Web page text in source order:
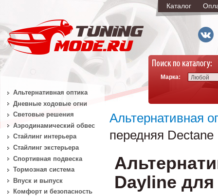
Каталог
Марка: Любой
Альтернативная
передняя
Dayline для
Альтернативная оптика
Дневные ходовые огни
Световые решения
Аэродинамический обвес
Стайлинг интерьера
Стайлинг экстерьера
Спортивная подвеска
Тормозная система
Впуск и выпуск
Комфорт и безопасность